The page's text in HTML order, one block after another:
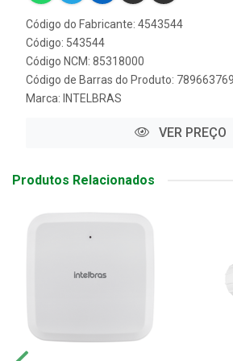
Código do Fabricante: 4543544
Código: 543544
Código NCM: 85318000
Código de Barras do Produto:
Marca: INTELBRAS
VER PREÇO
Produtos Relacionados